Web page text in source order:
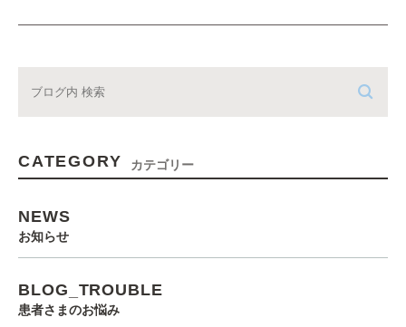
CATEGORY カテゴリー
NEWS
お知らせ
BLOG_TROUBLE
患者さまのお悩み